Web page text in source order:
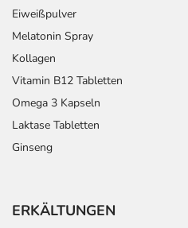
Eiweißpulver
Melatonin Spray
Kollagen
Vitamin B12 Tabletten
Omega 3 Kapseln
Laktase Tabletten
Ginseng
ERKÄLTUNGEN